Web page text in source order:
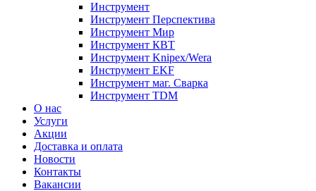
Инструмент
Инструмент Перспектива
Инструмент Мир
Инструмент КВТ
Инструмент Knipex/Wera
Инструмент EKF
Инструмент маг. Сварка
Инструмент TDM
О нас
Услуги
Акции
Доставка и оплата
Новости
Контакты
Вакансии